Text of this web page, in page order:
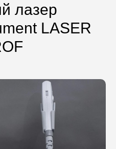
лазер
LASER